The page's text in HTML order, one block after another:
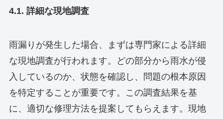
4.1. 詳細な現地調査
雨漏りが発生した場合、まずは専門家による詳細
な現地調査が行われます。どの部分から雨水が侵
入しているのか、状態を確認し、問題の根本原因
を特定することが重要です。この調査結果を基
に、適切な修理方法を提案してもらえます。現地